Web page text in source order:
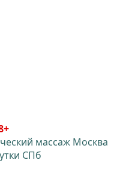
массаж Москва
СПб